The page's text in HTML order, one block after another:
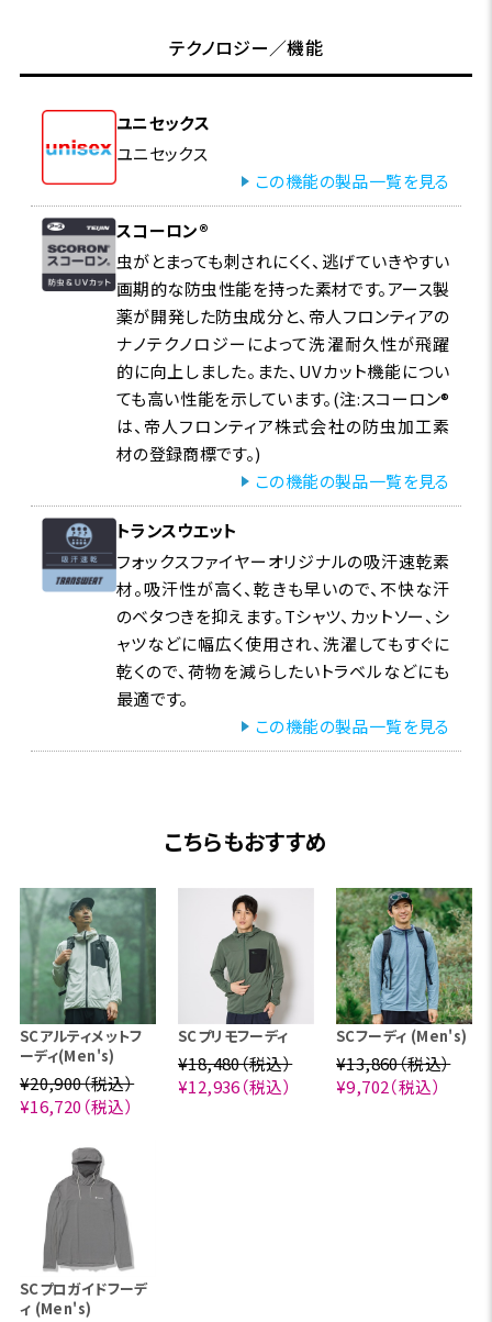
テクノロジー／機能
ユニセックス
ユニセックス
この機能の製品一覧を見る
スコーロン®
虫がとまっても刺されにくく、逃げていきやすい
画期的な防虫性能を持った素材です。アース製
薬が開発した防虫成分と、帝人フロンティアの
ナノテクノロジーによって洗濯耐久性が飛躍
的に向上しました。また、UVカット機能につい
ても高い性能を示しています。(注:スコーロン®
は、帝人フロンティア株式会社の防虫加工素
材の登録商標です。)
この機能の製品一覧を見る
トランスウエット
フォックスファイヤーオリジナルの吸汗速乾素
材。吸汗性が高く、乾きも早いので、不快な汗
のベタつきを抑えます。Tシャツ、カットソー、シ
ャツなどに幅広く使用され、洗濯してもすぐに
乾くので、荷物を減らしたいトラベルなどにも
最適です。
この機能の製品一覧を見る
こちらもおすすめ
SCアルティメットフ
ーディ(Men's)
¥20,900（税込）
¥16,720（税込）
SCプリモフーディ
¥18,480（税込）
¥12,936（税込）
SCフーディ (Men's)
¥13,860（税込）
¥9,702（税込）
SCプロガイドフーデ
ィ (Men's)